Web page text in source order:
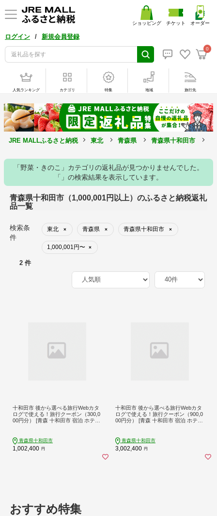
ログイン / 新規会員登録
0
ショッピング チケット オーダー
人気ランキング カテゴリ 特集 地域 旅行先
JRE MALLふるさと納税 東北 青森県 青森県十和田市
「野菜・きのこ」カテゴリの返礼品が見つかりませんでした。
「」の検索結果を表示しています。
青森県十和田市（1,000,001円以上）のふるさと納税返礼
品一覧
検索条
件
東北 × 青森県 × 青森県十和田市 ×
1,000,001円〜 ×
2 件
十和田市 後から選べる旅行Webカタ
ログで使える！旅行クーポン（300,0
00円分） [青森 十和田市 宿泊 ホテル
青森県十和田市
1,002,400 円
十和田市 後から選べる旅行Webカタ
ログで使える！旅行クーポン（900,0
00円分） [青森 十和田市 宿泊 ホテル
青森県十和田市
3,002,400 円
おすすめ特集